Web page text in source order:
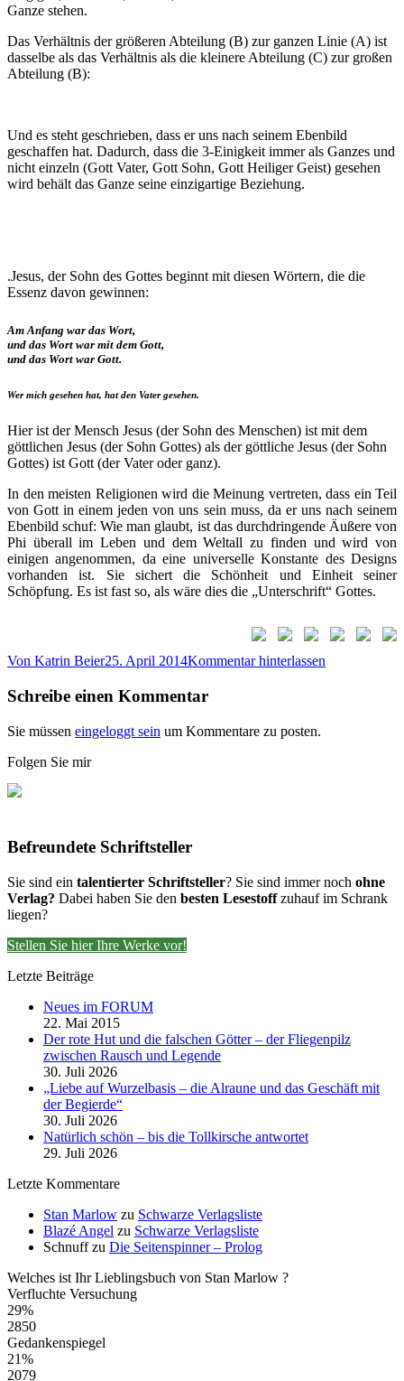
Ganze stehen.
Das Verhältnis der größeren Abteilung (B) zur ganzen Linie (A) ist
dasselbe als das Verhältnis als die kleinere Abteilung (C) zur großen
Abteilung (B):
Und es steht geschrieben, dass er uns nach seinem Ebenbild
geschaffen hat. Dadurch, dass die 3-Einigkeit immer als Ganzes und
nicht einzeln (Gott Vater, Gott Sohn, Gott Heiliger Geist) gesehen
wird behält das Ganze seine einzigartige Beziehung.
.Jesus, der Sohn des Gottes beginnt mit diesen Wörtern, die die
Essenz davon gewinnen:
Am Anfang war das Wort,
und das Wort war mit dem Gott,
und das Wort war Gott.
Wer mich gesehen hat, hat den Vater gesehen.
Hier ist der Mensch Jesus (der Sohn des Menschen) ist mit dem
göttlichen Jesus (der Sohn Gottes) als der göttliche Jesus (der Sohn
Gottes) ist Gott (der Vater oder ganz).
In den meisten Religionen wird die Meinung vertreten, dass ein Teil
von Gott in einem jeden von uns sein muss, da er uns nach seinem
Ebenbild schuf: Wie man glaubt, ist das durchdringende Äußere von
Phi überall im Leben und dem Weltall zu finden und wird von
einigen angenommen, da eine universelle Konstante des Designs
vorhanden ist. Sie sichert die Schönheit und Einheit seiner
Schöpfung. Es ist fast so, als wäre dies die „Unterschrift“ Gottes.
Von Katrin Beier25. April 2014Kommentar hinterlassen
Schreibe einen Kommentar
Sie müssen eingeloggt sein um Kommentare zu posten.
Folgen Sie mir
Befreundete Schriftsteller
Sie sind ein talentierter Schriftsteller? Sie sind immer noch ohne
Verlag? Dabei haben Sie den besten Lesestoffzuhauf im Schrank
liegen?
Stellen Sie hier Ihre Werke vor!
Letzte Beiträge
Neues im FORUM
22. Mai 2015
Der rote Hut und die falschen Götter – der Fliegenpilz
zwischen Rausch und Legende
30. Juli 2026
„Liebe auf Wurzelbasis – die Alraune und das Geschäft mit
der Begierde“
30. Juli 2026
Natürlich schön – bis die Tollkirsche antwortet
29. Juli 2026
Letzte Kommentare
Stan Marlow zu Schwarze Verlagsliste
Blazé Angel zu Schwarze Verlagsliste
Schnuffzu Die Seitenspinner – Prolog
Welches ist Ihr Lieblingsbuch von Stan Marlow ?
Verfluchte Versuchung
29%
2850
Gedankenspiegel
21%
2079